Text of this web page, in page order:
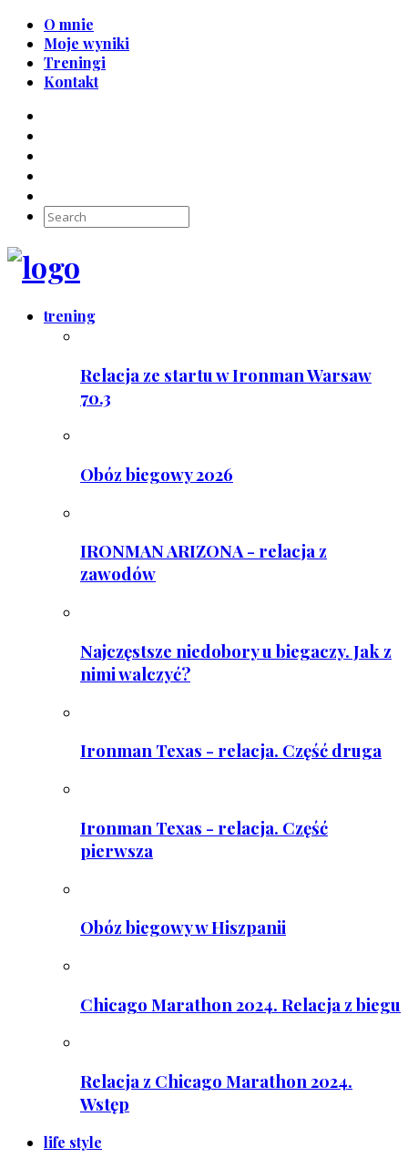
O mnie
Moje wyniki
Treningi
Kontakt
trening
Relacja ze startu w Ironman Warsaw
70.3
Obóz biegowy 2026
IRONMAN ARIZONA - relacja z
zawodów
Najczęstsze niedobory u biegaczy. Jak z
nimi walczyć?
Ironman Texas - relacja. Część druga
Ironman Texas - relacja. Część
pierwsza
Obóz biegowy w Hiszpanii
Chicago Marathon 2024. Relacja z biegu
Relacja z Chicago Marathon 2024.
Wstęp
life style